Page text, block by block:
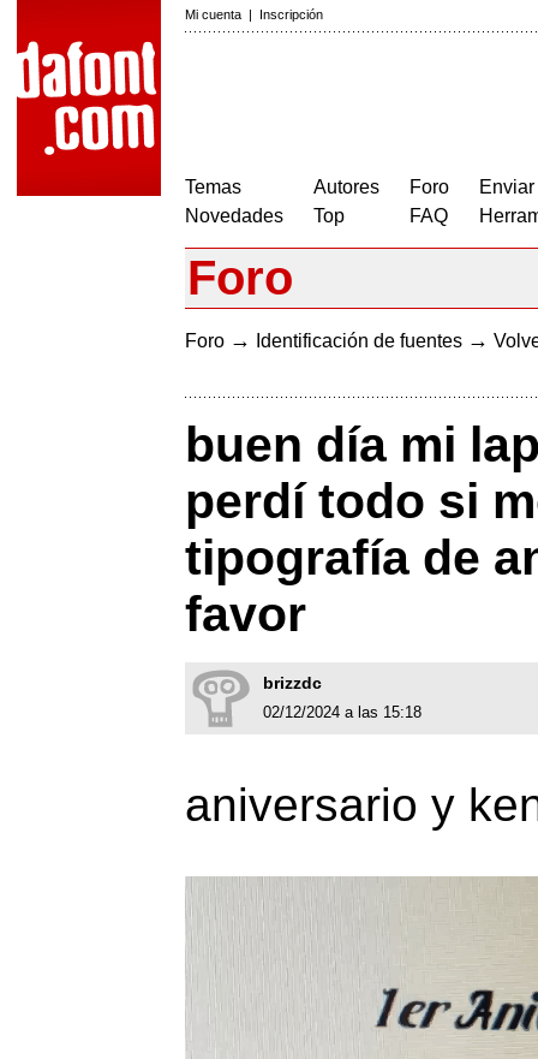
Mi cuenta | Inscripción
Temas
Novedades
Autores
Top
Foro
FAQ
Foro
Foro → Identificación de fuentes →
buen día mi
perdí todo si
tipografía de
favor
brizzdc
02/12/2024 a las 15:18
aniversario y